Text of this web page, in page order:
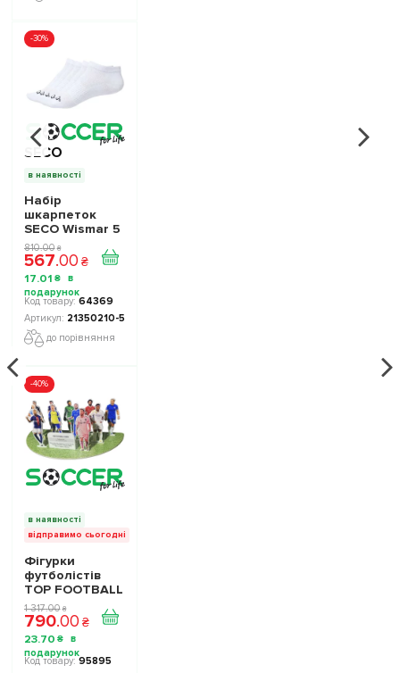
-30%
SECO
в наявності
Набір
шкарпеток
SECO Wismar 5
пар колір:
білий
810.00 ₴
567.00 ₴
17.01 ₴
64369
21350210-5
до порівняння
-40%
в наявності
відправимо сьогодні
Фігурки
футболістів
TOP FOOTBALL
STARS - Набір
The Football
Stars
Collection 1
10100250
1 317.00 ₴
790.00 ₴
23.70 ₴
95895